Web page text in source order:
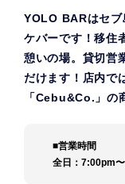
YOLO BARはセブ
ケバーです！移住
憩いの場。貸切営
だけます！店内で
「Cebu&Co.」の
■営業時間
全日：7:00pm